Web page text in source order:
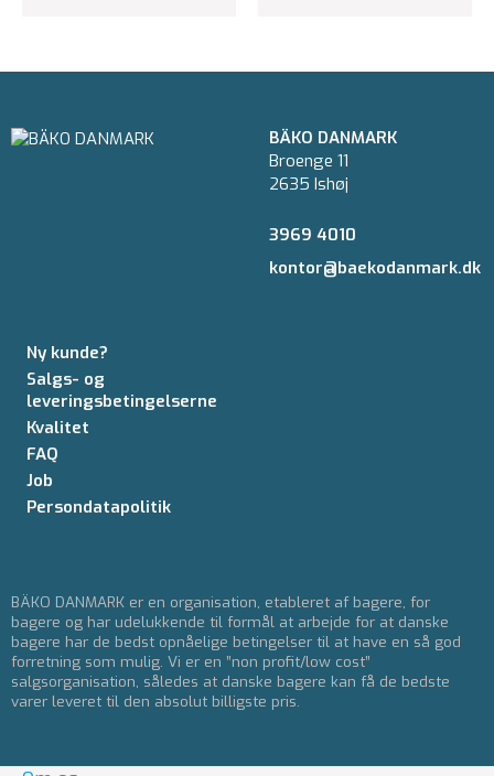
BÄKO DANMARK
Broenge 11
2635 Ishøj
3969 4010
kontor@baekodanmark.dk
Ny kunde?
Salgs- og
leveringsbetingelserne
Kvalitet
FAQ
Job
Persondatapolitik
BÄKO DANMARK er en organisation, etableret af bagere, for
bagere og har udelukkende til formål at arbejde for at danske
bagere har de bedst opnåelige betingelser til at have en så god
forretning som mulig. Vi er en ”non profit/low cost”
salgsorganisation, således at danske bagere kan få de bedste
varer leveret til den absolut billigste pris.